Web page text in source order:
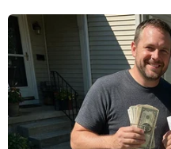
Ngọc Hà
19/06/2019 07:34
Trong số các nước EU
mục tiêu loại bỏ nhiệt
năm 2022, tiếp đó là